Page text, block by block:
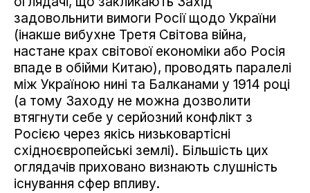
задовольнити вимоги Росії щодо України
(інакше вибухне Третя Світова війна,
настане крах світової економіки або Росія
впаде в обійми Китаю), проводять паралелі
між Україною нині та Балканами у 1914 році
(а тому Заходу не можна дозволити
втягнути себе у серйозний конфлікт з
Росією через якісь низьковартісні
східноєвропейські землі). Більшість цих
оглядачів приховано визнають слушність
існування сфер впливу.